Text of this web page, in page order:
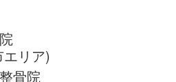
リア)
骨院